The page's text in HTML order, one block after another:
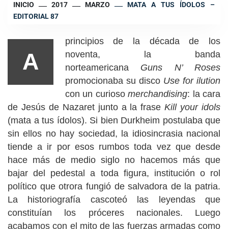
INICIO 2017 MARZO
MATA A TUS ÍDOLOS –
EDITORIAL 87
A
principios de la década de los
noventa, la banda
norteamericana Guns N’ Roses
promocionaba su disco Use for ilution
con un curioso merchandising: la cara
de Jesús de Nazaret junto a la fraseKill your idols
(mata a tus ídolos). Si bien Durkheim postulaba que
sin ellos no hay sociedad, la idiosincrasia nacional
tiende a ir por esos rumbos toda vez que desde
hace más de medio siglo no hacemos más que
bajar del pedestal a toda figura, institución o rol
político que otrora fungió de salvadora de la patria.
La historiografía cascoteó las leyendas que
constituían los próceres nacionales. Luego
acabamos con el mito de las fuerzas armadas como